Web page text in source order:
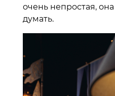
очень непростая, она
думать.